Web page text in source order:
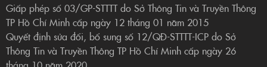
Giấp phép số 03/GP-STTTT do Sở Thông Tin và Truyền Thông
TP Hồ Chí Minh cấp ngày 12 tháng 01 năm 2015
Quyết định sửa đổi, bổ sung số 12/QĐ-STTTT-ICP do Sở
Thông Tin và Truyền Thông TP Hồ Chí Minh cấp ngày 26
tháng 10 năm 2020